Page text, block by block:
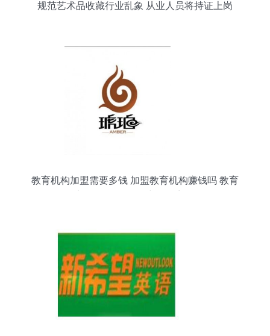
规范艺术品收藏行业乱象 从业人员将持证上岗
教育机构加盟需要多钱 加盟教育机构赚钱吗 教育